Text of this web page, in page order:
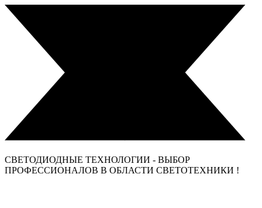
СВЕТОДИОДНЫЕ ТЕХНОЛОГИИ - ВЫБОР
ПРОФЕССИОНАЛОВ В ОБЛАСТИ СВЕТОТЕХНИКИ !